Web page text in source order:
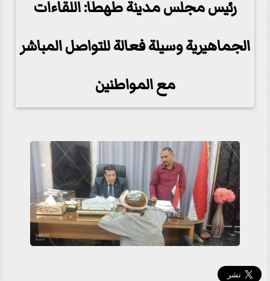
رئيس مجلس مدينة طهطا: اللقاءات
الجماهيرية وسيلة فعالة للتواصل المباشر
مع المواطنين